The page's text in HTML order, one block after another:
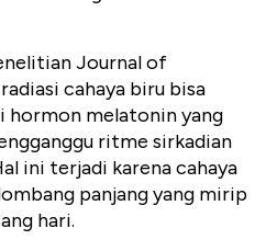
Journal of
cahaya biru bisa
hormon melatonin yang
ritme sirkadian
ini terjadi karena cahaya
panjang yang mirip
hari.